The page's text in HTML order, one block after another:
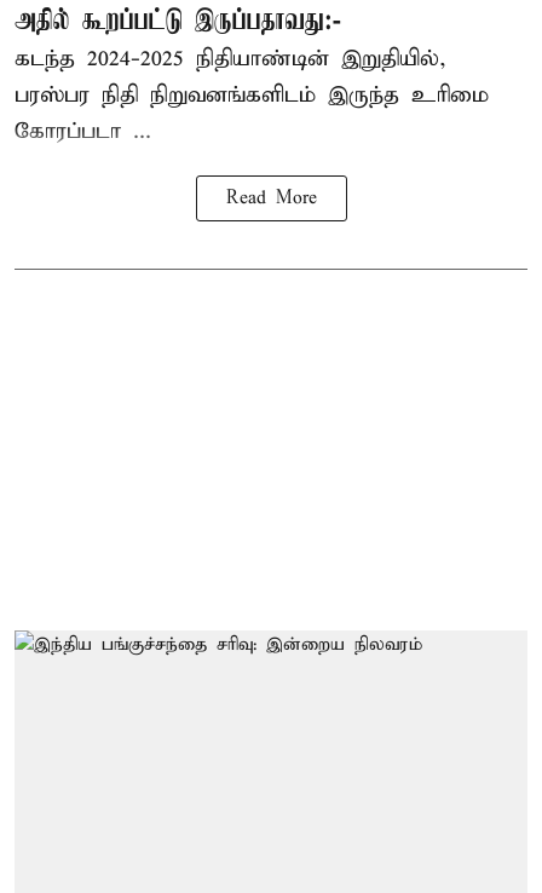
அதில் கூறப்பட்டு இருப்பதாவது:-
கடந்த 2024-2025 நிதியாண்டின் இறுதியில்,
பரஸ்பர நிதி நிறுவனங்களிடம் இருந்த உரிமை
கோரப்படா ...
Read More